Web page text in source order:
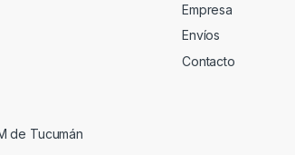
de Tucumán
Empresa
Envíos
Contacto